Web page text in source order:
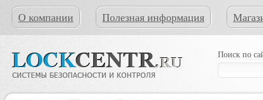
О компании Полезная информация
Поиск по